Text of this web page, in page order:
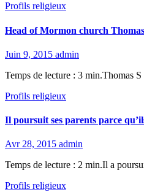
Profils religieux
Head of Mormon church
Juin 9, 2015 admin
Temps de lecture : 3 min.Thomas
Profils religieux
Il poursuit ses parents parce
Avr 28, 2015 admin
Temps de lecture : 2 min.Il a
Profils religieux